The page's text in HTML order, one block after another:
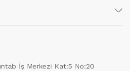
İş Merkezi Kat:5 No:20